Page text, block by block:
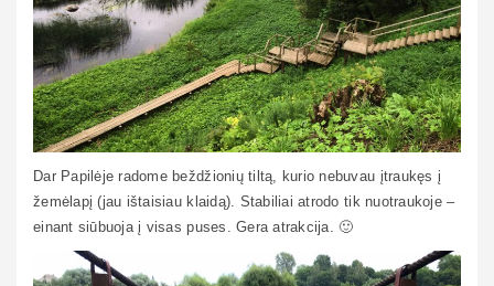
Dar Papilėje radome beždžionių tiltą, kurio nebuvau įtraukęs į
žemėlapį (jau ištaisiau klaidą). Stabiliai atrodo tik nuotraukoje –
einant siūbuoja į visas puses. Gera atrakcija. 🙂